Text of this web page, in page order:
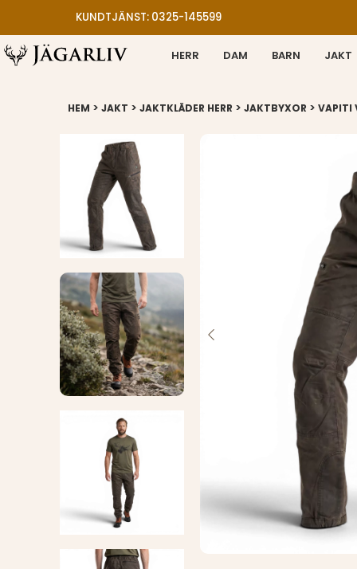
KUNDTJÄNST: 0325-145599
HERR DAM BARN JAKT
HEM > JAKT > JAKTKLÄDER HERR > JAKTBYXOR > VAPITI